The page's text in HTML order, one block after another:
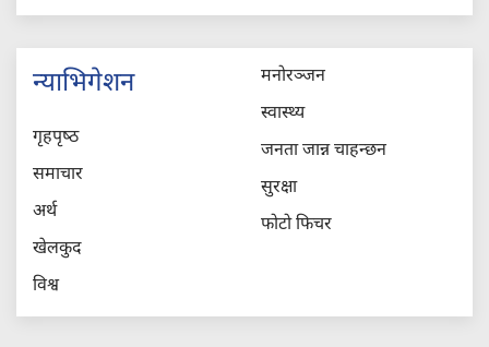
न्याभिगेशन
गृहपृष्‍ठ
समाचार
अर्थ
खेलकुद
विश्व
मनोरञ्जन
स्वास्थ्य
जनता जान्न चाहन्छन
सुरक्षा
फोटो फिचर